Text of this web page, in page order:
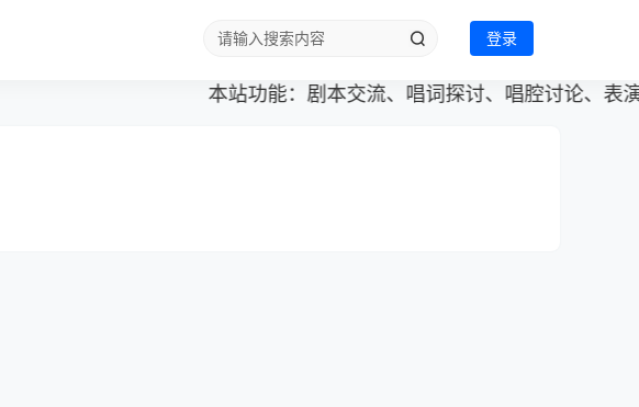
登录
本站功能：剧本交流、唱词探讨、唱腔讨论、表